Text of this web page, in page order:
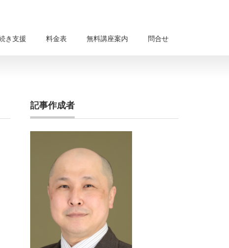
き支援 料金表 無料講座案内 問合せ
記事作成者